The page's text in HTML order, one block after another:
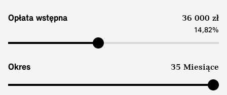
Opłata wstępna 36 000 zł
14,82%
Okres 35 Miesiące